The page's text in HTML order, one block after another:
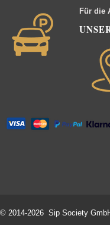
Für die
© 2014-2026 Sip Society